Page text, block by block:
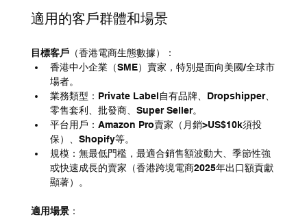
適用的客戶群體和場景
目標客戶（香港電商生態數據）：
香港中小企業（SME）賣家，特別是面向美國/全球市
場者。
業務類型：Private Label自有品牌、Dropshipper、
零售套利、批發商、Super Seller。
平台用戶：Amazon Pro賣家（月銷>US$10k須投
保）、Shopify等。
規模：無最低門檻，最適合銷售額波動大、季節性強
或快速成長的賣家（香港跨境電商2025年出口額貢獻
顯著）。
適用場景：